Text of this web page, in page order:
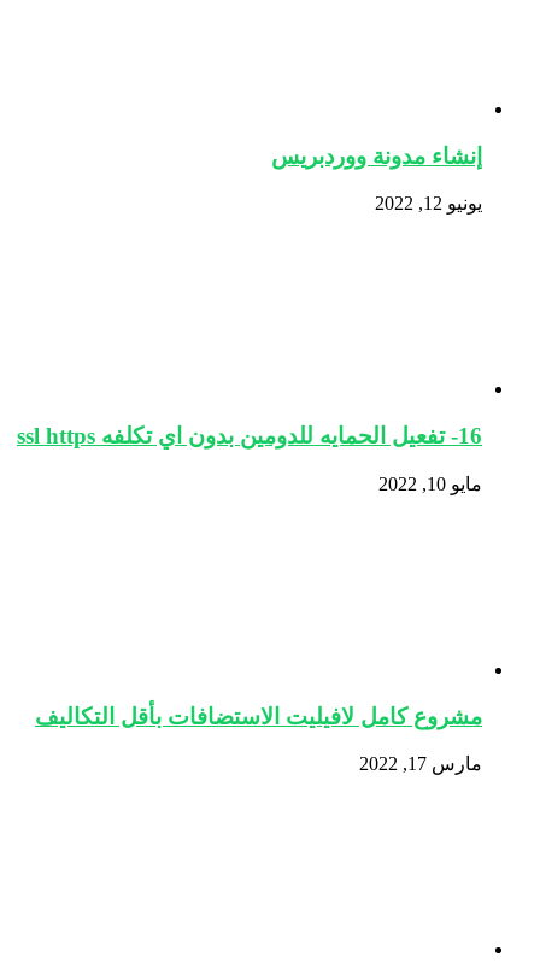
إنشاء مدونة ووردبريس
يونيو 12, 2022
16- تفعيل الحمايه للدومين بدون اي تكلفه ssl https
مايو 10, 2022
مشروع كامل لافيليت الاستضافات بأقل التكاليف
مارس 17, 2022